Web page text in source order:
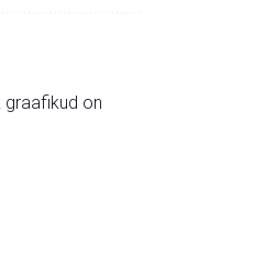
graafikud on